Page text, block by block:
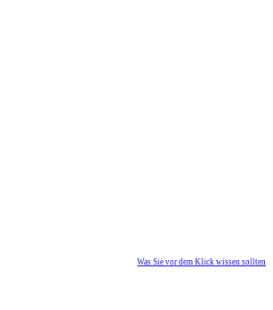
Was Sie vor dem Klick wissen sollten